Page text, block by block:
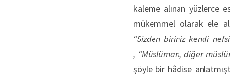
kaleme alınan yüzlerce
mükemmel olarak ele
“Sizden biriniz kendi
, “Müslüman, diğer
şöyle bir hâdise